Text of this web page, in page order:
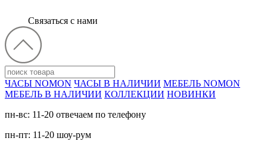
Связаться с нами
ЧАСЫ NOMON ЧАСЫ В НАЛИЧИИ МЕБЕЛЬ NOMON
МЕБЕЛЬ В НАЛИЧИИ КОЛЛЕКЦИИ НОВИНКИ
пн-вс: 11-20 отвечаем по телефону
пн-пт: 11-20 шоу-рум